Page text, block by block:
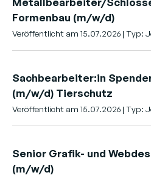
Formenbau (m/w/d)
Veröffentlicht am 15.07.2026 | Typ:
Sachbearbeiter:in
(m/w/d) Tierschutz
Veröffentlicht am 15.07.2026 | Typ:
Senior Grafik- und
(m/w/d)